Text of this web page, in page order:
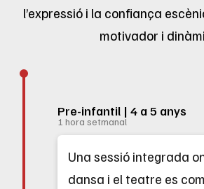
l’expressió i la confiança
motivador i
Pre-infantil | 4 a 5 anys
1 hora setmanal
Una sessió integrada
dansa i el teatre es